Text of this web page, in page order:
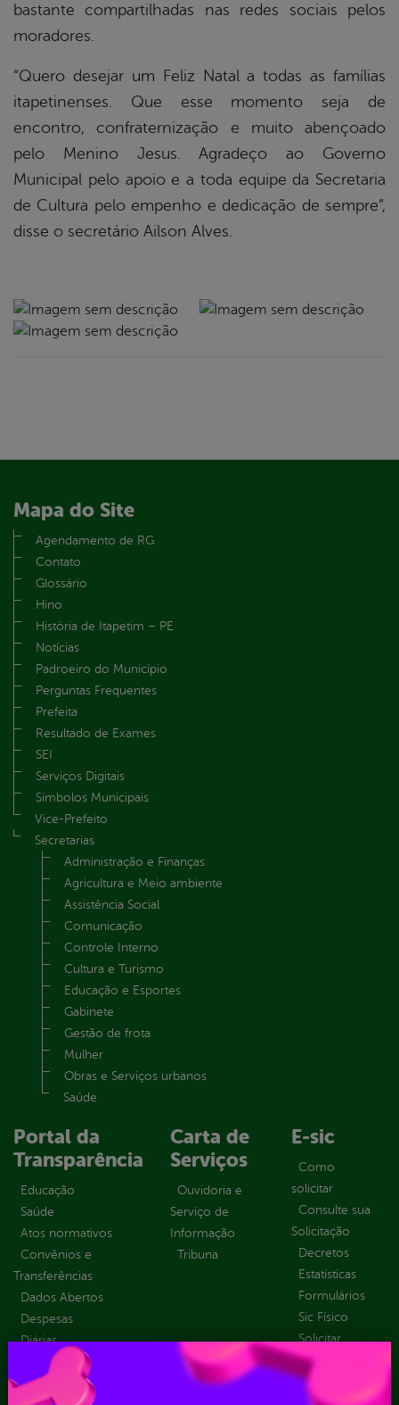
bastante compartilhadas nas redes sociais pelos
moradores.
“Quero desejar um Feliz Natal a todas as famílias
itapetinenses. Que esse momento seja de
encontro, confraternização e muito abençoado
pelo Menino Jesus. Agradeço ao Governo
Municipal pelo apoio e a toda equipe da Secretaria
de Cultura pelo empenho e dedicação de sempre”,
disse o secretário Ailson Alves.
Mapa do Site
Agendamento de RG
Contato
Glossário
Hino
História de Itapetim – PE
Notícias
Padroeiro do Município
Perguntas Frequentes
Prefeita
Resultado de Exames
SEI
Serviços Digitais
Símbolos Municipais
Vice-Prefeito
Secretarias
Administração e Finanças
Agricultura e Meio ambiente
Assistência Social
Comunicação
Controle Interno
Cultura e Turismo
Educação e Esportes
Gabinete
Gestão de frota
Mulher
Obras e Serviços urbanos
Saúde
Portal da
Transparência
Educação
Saúde
Atos normativos
Convênios e
Transferências
Dados Abertos
Despesas
Diárias
Emendas
parlamentares
Carta de
Serviços
Ouvidoria e
Serviço de
Informação
Tribuna
E-sic
Como
solicitar
Consulte sua
Solicitação
Decretos
Estatísticas
Formulários
Sic Físico
Solicitar
Recurso
Solicitar um